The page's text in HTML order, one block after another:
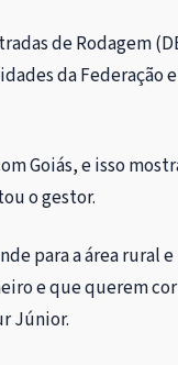
de Rodagem
da Federação
Goiás, e isso
o gestor.
para a área rural
e que querem
Júnior.